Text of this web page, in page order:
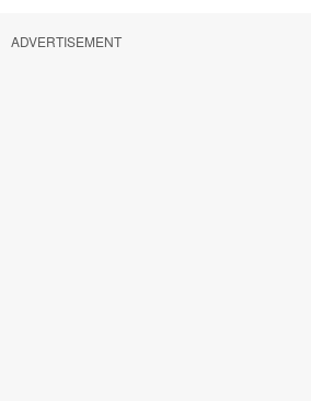
ADVERTISEMENT